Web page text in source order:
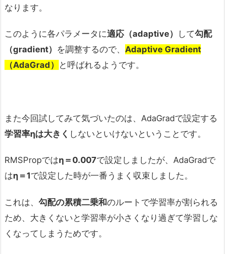
なります。
このように各パラメータに適応（adaptive） して勾配
（gradient） を調整するので、 Adaptive Gradient
（AdaGrad） と呼ばれるようです。
また今回試してみて気づいたのは、AdaGradで設定する
学習率ηは大きく しないといけないということです。
RMSPropではη＝ 0.007で設定しましたが、AdaGradで
はη＝1で設定した時が一番うまく収束しました。
これは、 勾配の累積二乗和のルートで学習率が割られる
ため、大きくないと学習率が小さくなり過ぎて学習しな
くなってしまうためです。